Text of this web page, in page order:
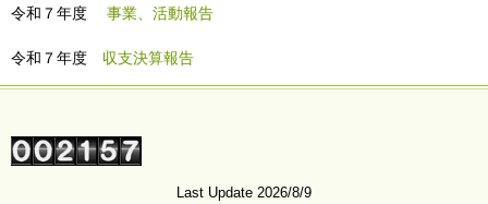
令和７年度 事業、活動報告
令和７年度 収支決算報告
Last Update 2026/8/9